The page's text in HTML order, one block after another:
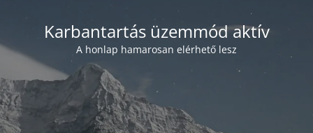
Karbantartás üzemmód aktív
A honlap hamarosan elérhető lesz